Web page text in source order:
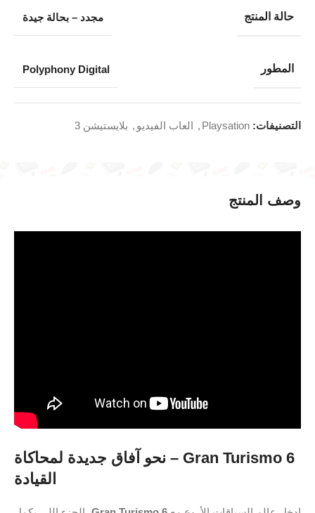
وصف المنتج
Gran Turismo 6 – نحو آفاق جديدة لمحاكاة
القيادة
حالة المنتج مجدد – بحالة جيدة
المطور Polyphony Digital
التصنيفات: Playsation
, العاب الفيديو , بلايستيشن 3